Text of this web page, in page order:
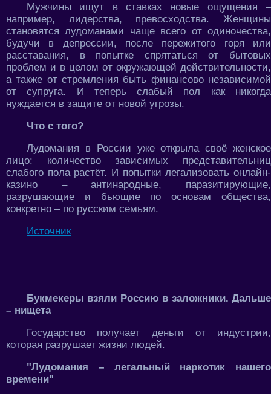
Мужчины ищут в ставках новые ощущения –
например, лидерства, превосходства. Женщины
становятся лудоманами чаще всего от одиночества,
будучи в депрессии, после пережитого горя или
расставания, в попытке спрятаться от бытовых
проблем и в целом от окружающей действительности,
а также от стремления быть финансово независимой
от супруга. И теперь слабый пол как никогда
нуждается в защите от новой угрозы.
Что с того?
Лудомания в России уже открыла своё женское
лицо: количество зависимых представительниц
слабого пола растёт. И попытки легализовать онлайн-
казино – антинародные, паразитирующие,
разрушающие и бьющие по основам общества,
конкретно – по русским семьям.
Источник
Букмекеры взяли Россию в заложники. Дальше
– нищета
Государство получает деньги от индустрии,
которая разрушает жизни людей.
"Лудомания – легальный наркотик нашего
времени"